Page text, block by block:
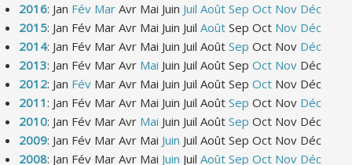
2016: Jan Fév Mar Avr Mai Juin Juil Août Sep Oct Nov Déc
2015: Jan Fév Mar Avr Mai Juin Juil Août Sep Oct Nov Déc
2014: Jan Fév Mar Avr Mai Juin Juil Août Sep Oct Nov Déc
2013: Jan Fév Mar Avr Mai Juin Juil Août Sep Oct Nov Déc
2012: Jan Fév Mar Avr Mai Juin Juil Août Sep Oct Nov Déc
2011: Jan Fév Mar Avr Mai Juin Juil Août Sep Oct Nov Déc
2010: Jan Fév Mar Avr Mai Juin Juil Août Sep Oct Nov Déc
2009: Jan Fév Mar Avr Mai Juin Juil Août Sep Oct Nov Déc
2008: Jan Fév Mar Avr Mai Juin Juil Août Sep Oct Nov Déc